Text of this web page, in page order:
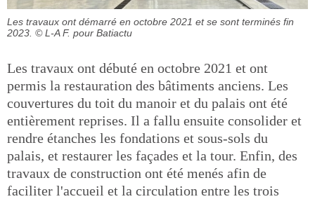
Les travaux ont démarré en octobre 2021 et se sont terminés fin
2023. © L-A F. pour Batiactu
Les travaux ont débuté en octobre 2021 et ont
permis la restauration des bâtiments anciens. Les
couvertures du toit du manoir et du palais ont été
entièrement reprises. Il a fallu ensuite consolider et
rendre étanches les fondations et sous-sols du
palais, et restaurer les façades et la tour. Enfin, des
travaux de construction ont été menés afin de
faciliter l'accueil et la circulation entre les trois